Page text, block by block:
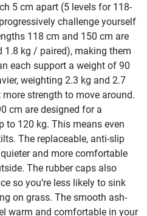
5 cm apart (5 levels for 118-
challenge yourself
118 cm and 150 cm are
1.8 kg / paired), making them
each support a weight of 90
weighting 2.3 kg and 2.7
strength to move around.
cm are designed for a
to 120 kg. This means even
The replaceable, anti-slip
and more comfortable
The rubber caps also
so you’re less likely to sink
on grass. The smooth ash-
warm and comfortable in your